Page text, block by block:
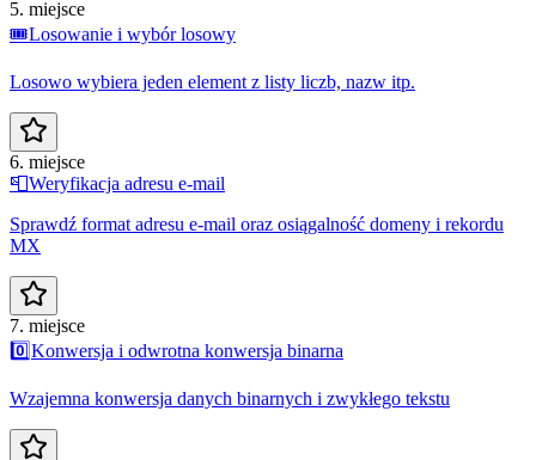
5. miejsce
🎟️Losowanie i wybór losowy
Losowo wybiera jeden element z listy liczb, nazw itp.
6. miejsce
📮Weryfikacja adresu e-mail
Sprawdź format adresu e-mail oraz osiągalność domeny i rekordu
MX
7. miejsce
0️⃣Konwersja i odwrotna konwersja binarna
Wzajemna konwersja danych binarnych i zwykłego tekstu